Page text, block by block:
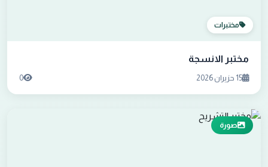
مختبرات
مختبر الانسجة
15 حزيران 2026 0
صورة